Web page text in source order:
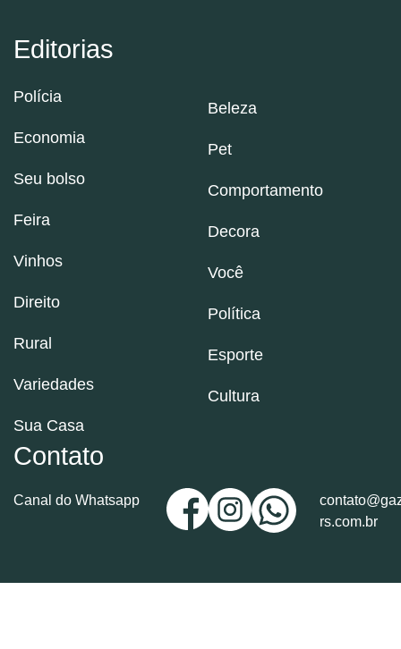
Editorias
Polícia
Economia
Seu bolso
Feira
Vinhos
Direito
Rural
Variedades
Sua Casa
Beleza
Pet
Comportamento
Decora
Você
Política
Esporte
Cultura
Contato
Canal do Whatsapp
rs.com.br